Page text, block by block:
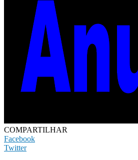
COMPARTILHAR
Facebook
Twitter